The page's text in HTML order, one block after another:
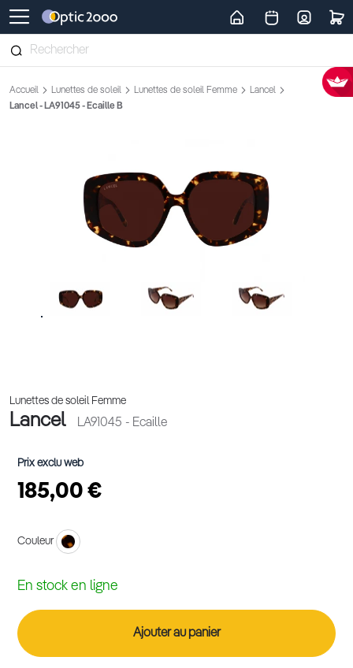
Retour vers la page d'accueil
Accueil Lunettes de soleil Lunettes de soleil Femme
Lancel
Lancel - LA91045 - Ecaille B
Lunettes de soleil Femme
Lancel LA91045 - Ecaille
Prix exclu web
185,00 €
Couleur
En stock en ligne
Ajouter au panier